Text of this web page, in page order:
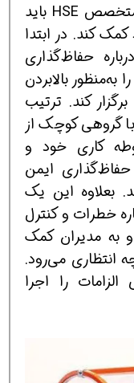
به محض آنكه این كارها انجام شد متخصص HSE باید
كند. در ابتدا
حفاظ‌گذاری
بالابردن
كند. ترتیب
گروهی كوچك از
كاری خود و
ایمن
بعلاوه این یك
خطرات و كنترل
به مدیران كمك
انتظاری می‌رود.
را اجرا